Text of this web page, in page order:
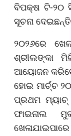
ବିପକ୍ଷ ଟି-୨୦
ସୂଚନା
୨୦୨୬ରେ
ଶ୍ରୀଲଙ୍କା
ଆୟୋଜନ
ହୋଇ ମାର୍ଚ୍ଚ
ପ୍ରଥମ ମ୍ୟାଚ୍‌
ଫାଇନାଲ
ଖେଳାଯାଇପାରେ